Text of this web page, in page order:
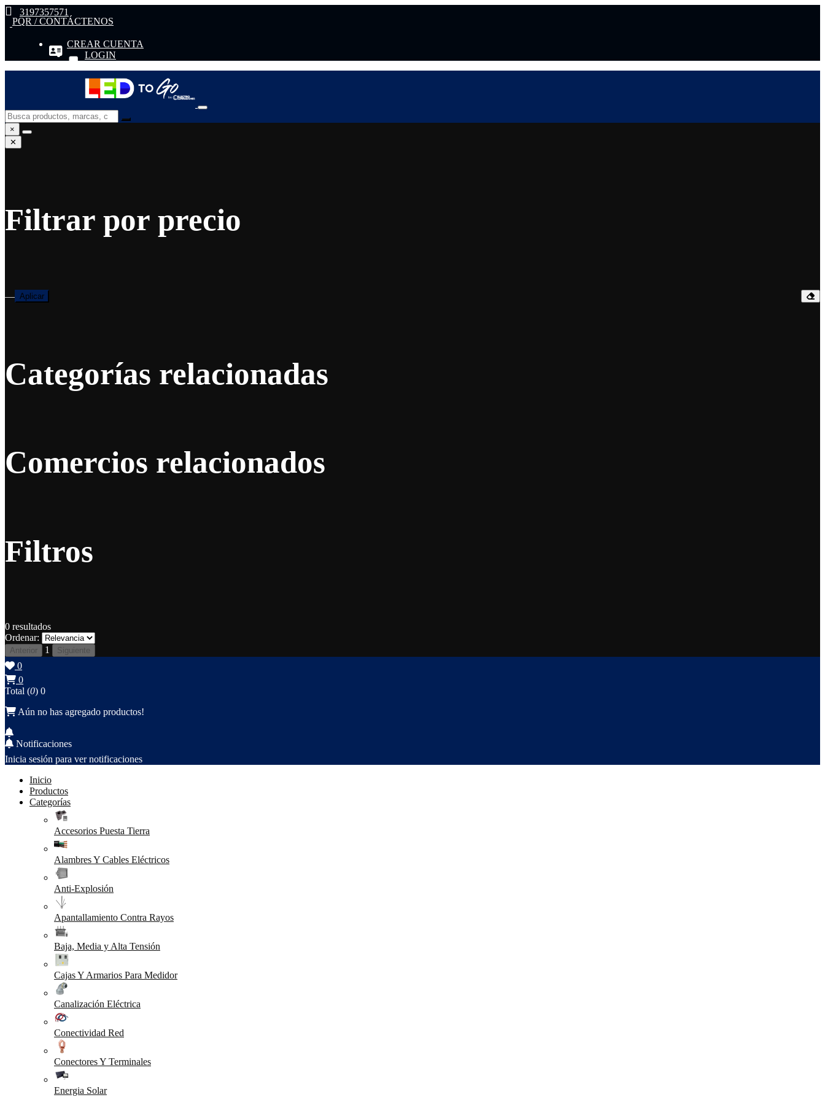
3197357571
PQR / CONTÁCTENOS
CREAR CUENTA
LOGIN
×
✕
Filtrar por precio
— Aplicar
Categorías relacionadas
Comercios relacionados
Filtros
0 resultados
Ordenar:
Anterior 1 Siguiente
0
0
Total (0) 0
Aún no has agregado productos!
Notificaciones
Inicia sesión para ver notificaciones
Inicio
Productos
Categorías
Accesorios Puesta Tierra
Alambres Y Cables Eléctricos
Anti-Explosión
Apantallamiento Contra Rayos
Baja, Media y Alta Tensión
Cajas Y Armarios Para Medidor
Canalización Eléctrica
Conectividad Red
Conectores Y Terminales
Energia Solar